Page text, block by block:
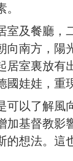
室及餐廳，
向南方，陽
居室裏放有
國娃娃，重
可以了解風
加基督教影
的想法。這